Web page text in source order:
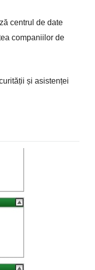
centrul de date
companiilor de
și asistenței